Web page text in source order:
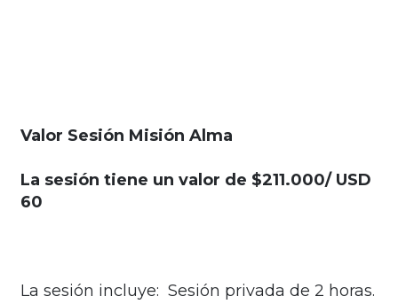
Valor Sesión Misión Alma
La sesión tiene un valor de $211.000/ USD
60
La sesión incluye: Sesión privada de 2 horas.